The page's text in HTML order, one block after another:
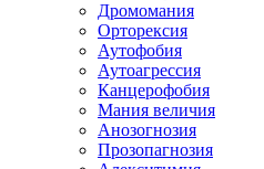
Дромомания
Орторексия
Аутофобия
Аутоагрессия
Канцерофобия
Мания величия
Анозогнозия
Прозопагнозия